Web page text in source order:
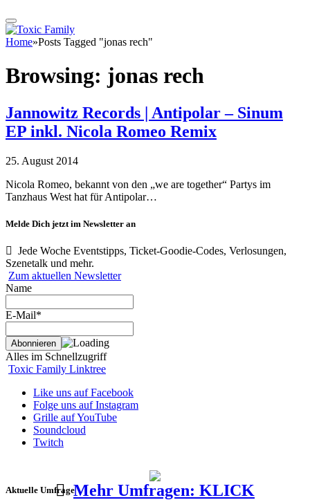
Home»Posts Tagged "jonas rech"
Browsing: jonas rech
Jannowitz Records | Antipolar – Sinum
EP inkl. Nicola Romeo Remix
25. August 2014
Nicola Romeo, bekannt von den „we are together“ Partys im
Tanzhaus West hat für Antipolar…
Melde Dich jetzt im Newsletter an
Jede Woche Eventstipps, Ticket-Goodie-Codes, Verlosungen,
Szenetalk und mehr.
Zum aktuellen Newsletter
Name
E-Mail*
Alles im Schnellzugriff
Toxic Family Linktree
Like uns auf Facebook
Folge uns auf Instagram
Grille auf YouTube
Soundcloud
Twitch
Aktuelle UmfrageMehr Umfragen: KLICK